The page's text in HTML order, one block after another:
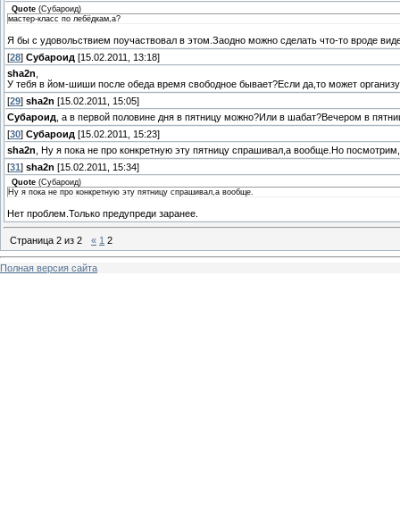
Quote (Субароид)
мастер-класс по лебёдкам,а?
Я бы с удовольствием поучаствовал в этом.Заодно можно сделать что-то вроде
[28] Субароид [15.02.2011, 13:18]
sha2n
У тебя в йом-шиши после обеда время свободное бывает?Если да,то может
[29] sha2n [15.02.2011, 15:05]
Субароид , а в первой половине дня в пятницу можно?Или в шабат?Вечером в
[30] Субароид [15.02.2011, 15:23]
sha2n , Ну я пока не про конкретную эту пятницу спрашивал,а вообще.Но
[31] sha2n [15.02.2011, 15:34]
Quote (Субароид)
Ну я пока не про конкретную эту пятницу спрашивал,а вообще.
Нет проблем.Только предупреди заранее.
Страница 2 из 2 « 1 2
Полная версия сайта